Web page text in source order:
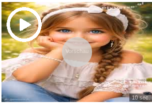
Vorschau
10 sec.